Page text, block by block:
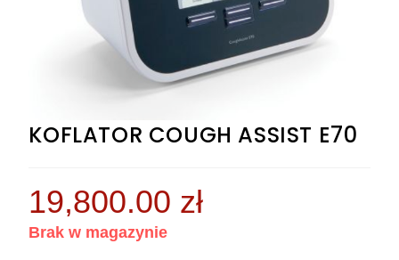
KOFLATOR COUGH ASSIST E70
19,800.00 zł
Brak w magazynie